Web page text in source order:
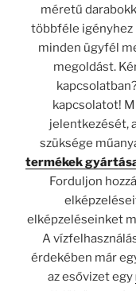
méretű
többféle igényhez
minden ügyfél
megoldást.
kapcsolatot!
jelentkezését,
szüksége
termékek
Forduljon
elképzeléseinket
A
érdekében már
az esővizet egy